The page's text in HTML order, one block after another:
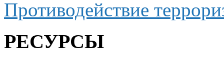
Противодействие
РЕСУРСЫ